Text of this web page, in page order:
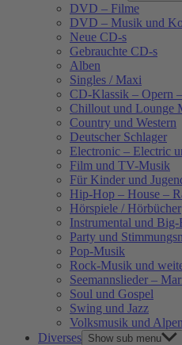
DVD – Filme
DVD – Musik und
Neue CD-s
Gebrauchte CD-s
Alben
Singles / Maxi
CD-Klassik – Opern
Chillout und Lounge
Country und Western
Deutscher Schlager
Electronic – Electric
Film und TV-Musik
Für Kinder und
Hip-Hop – House –
Hörspiele / Hörbücher
Instrumental und Big-
Party und
Pop-Musik
Rock-Musik und
Seemannslieder –
Soul und Gospel
Swing und Jazz
Volksmusik und
Diverses Show sub menu